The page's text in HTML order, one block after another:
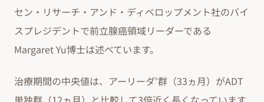
セン・リサーチ・アンド・ディベロップメント社のバイ
スプレジデントで前立腺癌領域リーダーである
Margaret Yu博士は述べています。
治療期間の中央値は、アーリーダ®群（33ヵ月）がADT